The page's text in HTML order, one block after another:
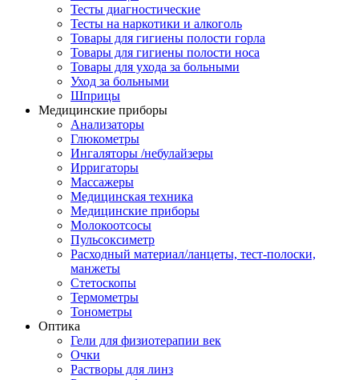
Тесты диагностические
Тесты на наркотики и алкоголь
Товары для гигиены полости горла
Товары для гигиены полости носа
Товары для ухода за больными
Уход за больными
Шприцы
Медицинские приборы
Анализаторы
Глюкометры
Ингаляторы /небулайзеры
Ирригаторы
Массажеры
Медицинская техника
Медицинские приборы
Молокоотсосы
Пульсоксиметр
Расходный материал/ланцеты, тест-полоски,
манжеты
Стетоскопы
Термометры
Тонометры
Оптика
Гели для физиотерапии век
Очки
Растворы для линз